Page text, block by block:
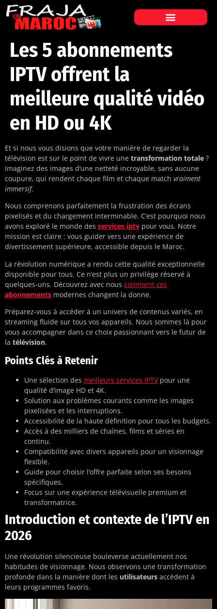
Les 5 abonnements
IPTV offrent la
meilleure qualité vidéo
en HD ou 4K
Et si nous vous disions que votre manière de regarder la
télévision est sur le point de vivre une transformation totale ?
Imaginez des images d’une netteté incroyable, sans aucune
coupure, qui rendent chaque film et chaque match vraiment
immersif.
Nous comprenons parfaitement la frustration des écrans
pixelisés et du chargement interminable. C’est pourquoi nous
avons exploré le monde des services iptv pour vous. Notre
mission est claire : vous guider vers une expérience de
divertissement supérieure, accessible depuis le Maroc.
La révolution numérique a rendu cette qualité exceptionnelle
disponible pour tous. Ce n’est plus un privilège réservé à
quelques-uns. Découvrez avec nous comment ces
abonnements modernes changent la donne.
Préparez-vous à accéder à un univers de contenus variés, en
streaming fluide sur tous vos appareils. Nous sommes là pour
vous accompagner dans ce choix passionnant vers le futur de
la télévision.
Points Clés à Retenir
Une sélection des meilleurs services IPTVpour une
qualité d’image HD et 4K.
Solution aux problèmes courants comme les images
pixelisées et les interruptions.
Accessibilité de la haute définition pour tous les budgets.
Accès à des milliers de chaînes, films et séries en
continu.
Compatibilité avec divers appareils pour un visionnage
flexible.
Guide pour choisir l’offre parfaite selon ses besoins
spécifiques.
Focus sur une expérience télévisuelle premium et
transformatrice.
Introduction et contexte de l’IPTV en
2026
Une révolution silencieuse bouleverse actuellement nos
habitudes de visionnage. Nous observons une transformation
profonde dans la manière dont les utilisateurs accèdent à
leurs programmes favoris.